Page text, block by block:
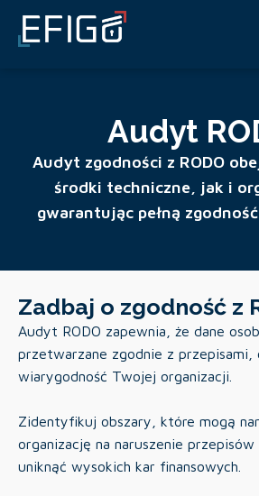
Audyt
Audyt zgodności z RODO
środki techniczne, jak i
gwarantując pełną
Zadbaj o zgodność z
Audyt RODO zapewnia, że dane
przetwarzane zgodnie z przepisami,
wiarygodność Twojej organizacji.
Zidentyfikuj obszary, które mogą
organizację na naruszenie przepisów
uniknąć wysokich kar finansowych.